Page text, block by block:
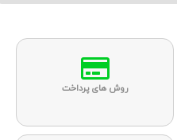
روش های پرداخت